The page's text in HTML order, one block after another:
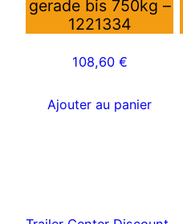
gerade bis 750kg –
1221334
108,60 €
Ajouter au panier